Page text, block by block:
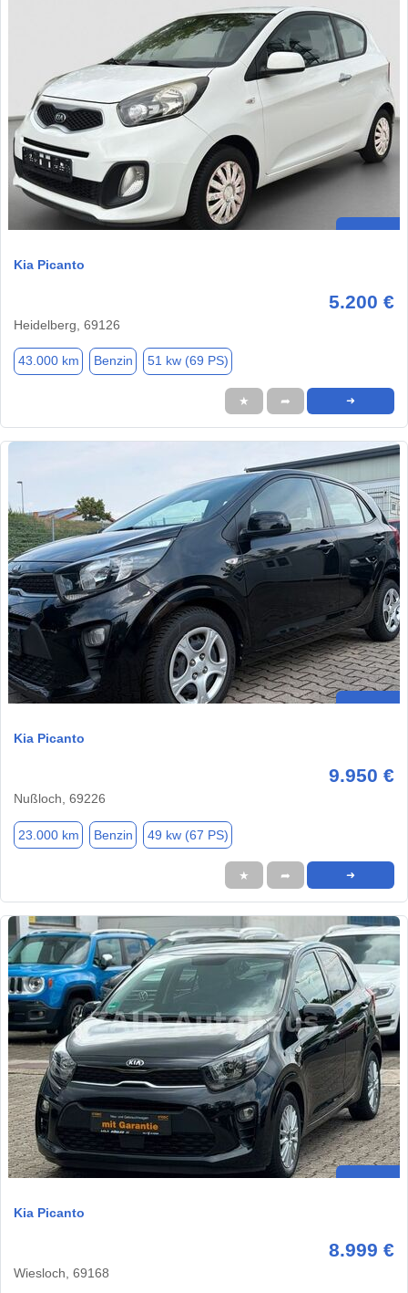
Kia Picanto
5.200 €
Heidelberg, 69126
43.000 km Benzin 51 kw (69 PS)
★ ➦ ➜
Kia Picanto
9.950 €
Nußloch, 69226
23.000 km Benzin 49 kw (67 PS)
★ ➦ ➜
Kia Picanto
8.999 €
Wiesloch, 69168